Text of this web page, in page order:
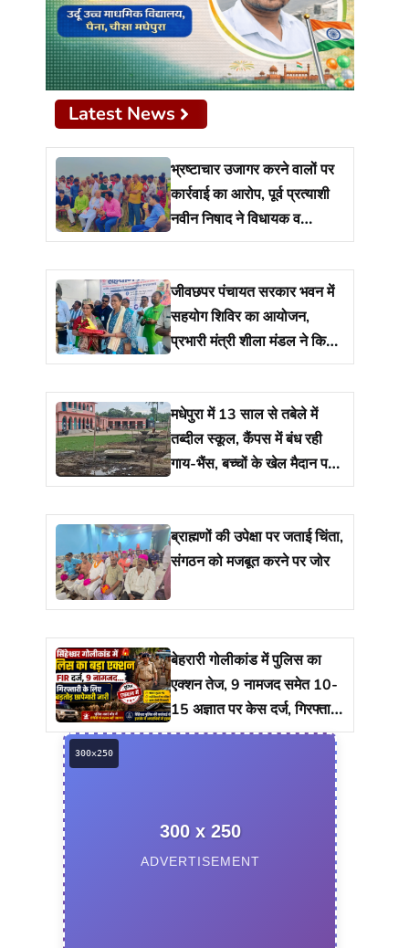
Latest News
भ्रष्टाचार उजागर करने वालों पर
कार्रवाई का आरोप, पूर्व प्रत्याशी
नवीन निषाद ने विधायक व
प्रशासन से मांगा जवाब
जीवछपर पंचायत सरकार भवन में
सहयोग शिविर का आयोजन,
प्रभारी मंत्री शीला मंडल ने किया
शुभारंभ
मधेपुरा में 13 साल से तबेले में
तब्दील स्कूल, कैंपस में बंध रही
गाय-भैंस, बच्चों के खेल मैदान पर
रखा है 17 नाद
ब्राह्मणों की उपेक्षा पर जताई चिंता,
संगठन को मजबूत करने पर जोर
बेहरारी गोलीकांड में पुलिस का
एक्शन तेज, 9 नामजद समेत 10-
15 अज्ञात पर केस दर्ज, गिरफ्तारी
को ताबड़तोड़ छापेमारी
300 x 250
ADVERTISEMENT